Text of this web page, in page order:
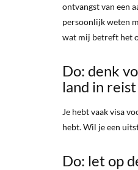
ontvangst van een
persoonlijk weten
wat mij betreft het
Do: denk
land in reist
Je hebt vaak visa
hebt. Wil je een
Do: let op